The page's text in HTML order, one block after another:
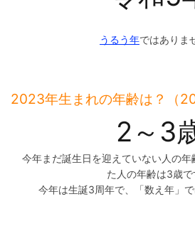
うるう年ではありま
2023年生まれの年齢は？（
2～3
今年まだ誕生日を迎えていない人の年
た人の年齢は3歳で
今年は生誕3周年で、「数え年」で